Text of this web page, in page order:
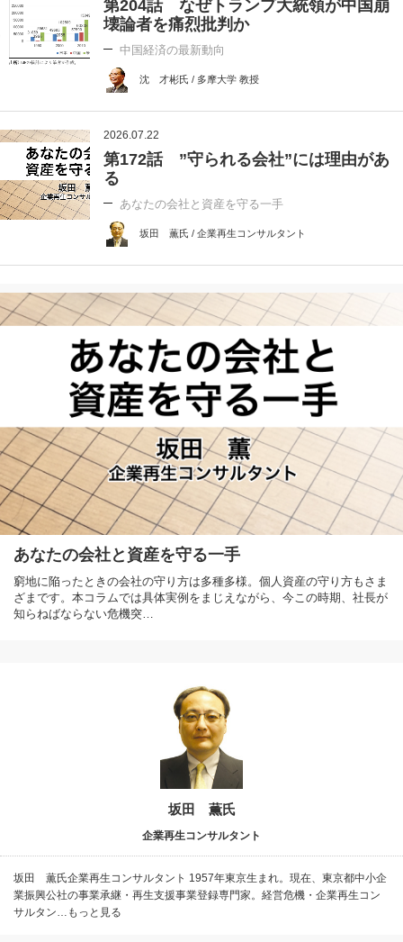
第204話 なぜトランプ大統領が中国崩
壊論者を痛烈批判か
中国経済の最新動向
沈 才彬氏 / 多摩大学 教授
2026.07.22
第172話 ”守られる会社”には理由があ
る
あなたの会社と資産を守る一手
坂田 薫氏 / 企業再生コンサルタント
あなたの会社と資産を守る一手
窮地に陥ったときの会社の守り方は多種多様。個人資産の守り方もさま
ざまです。本コラムでは具体実例をまじえながら、今この時期、社長が
知らねばならない危機突…
坂田 薫氏
企業再生コンサルタント
坂田 薫氏企業再生コンサルタント 1957年東京生まれ。現在、東京都中小企
業振興公社の事業承継・再生支援事業登録専門家。経営危機・企業再生コン
サルタン…もっと見る